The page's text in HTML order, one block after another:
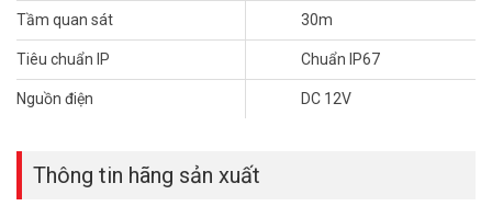
bù sáng (AGC), chống chói sáng(BLC,HLC), Chống ngược sáng
DWDR, chống nhiễu (3D-DNR).
– Chuẩn chống nước IP67, vỏ kim loại.
– Bảo hành: 24 tháng
– Xuất xứ Trung Quốc
khách hàng vui lòng liên hệ HOTLINE 1900 9259 để được hỗ trợ tốt
Tầm quan sát 30m
Tiêu chuẩn IP Chuẩn IP67
Nguồn điện DC 12V
Thông tin hãng sản xuất